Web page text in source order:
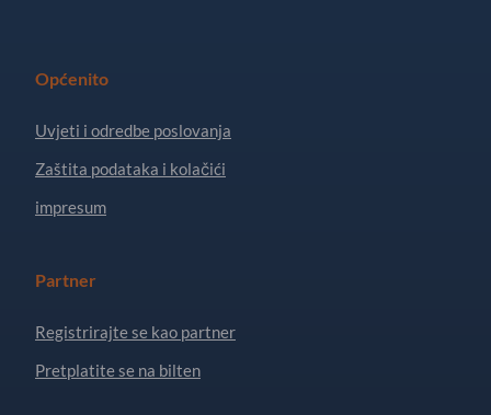
Općenito
Uvjeti i odredbe poslovanja
Zaštita podataka i kolačići
impresum
Partner
Registrirajte se kao partner
Pretplatite se na bilten